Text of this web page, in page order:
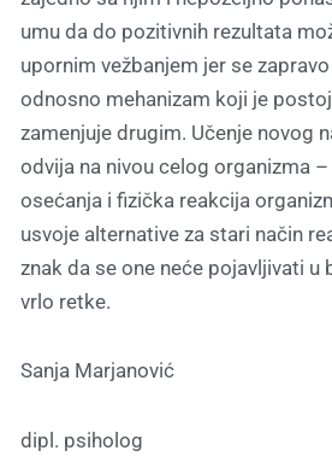
umu da do pozitivnih rezultata
upornim vežbanjem jer se
odnosno mehanizam koji je
zamenjuje drugim. Učenje novog
odvija na nivou celog organizma
osećanja i fizička reakcija
usvoje alternative za stari način
znak da se one neće pojavljivati u
vrlo retke.
Sanja Marjanović
dipl. psiholog